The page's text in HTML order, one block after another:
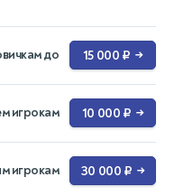
до 15 000 ₽ →
игрокам 10 000 ₽ →
игрокам 30 000 ₽ →